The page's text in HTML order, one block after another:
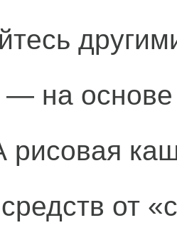
на основе
рисовая
от